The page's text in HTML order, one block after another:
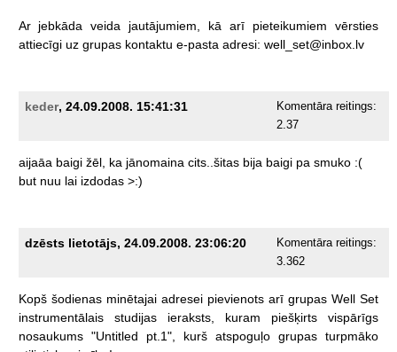
Ar jebkāda veida jautājumiem, kā arī pieteikumiem
vērsties
attiecīgi uz grupas kontaktu e-pasta adresi: well_set@inbox.lv
keder, 24.09.2008. 15:41:31
Komentāra reitings:
2.37
aijaāa baigi žēl, ka jānomaina cits..šitas bija baigi pa smuko :(
but nuu lai izdodas >:)
dzēsts lietotājs, 24.09.2008. 23:06:20
Komentāra reitings:
3.362
Kopš šodienas minētajai adresei pievienots arī grupas Well Set
instrumentālais
studijas ieraksts, kuram piešķirts
vispārīgs
nosaukums "Untitled pt.1", kurš atspoguļo grupas turpmāko